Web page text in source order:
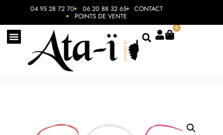
04 95 28 72 70 06 20 88 32 65 CONTACT
POINTS DE VENTE
0